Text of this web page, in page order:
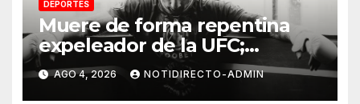
DEPORTES
Muere de forma repentina
expeleador de la UFC;
investigan las causas
AGO 4, 2026 NOTIDIRECTO-ADMIN